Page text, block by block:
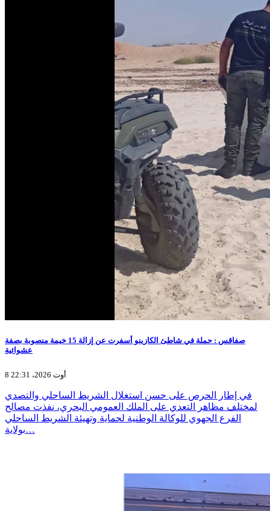
صفاقس : حملة في شاطئ الكازينو أسفرت عن إزالة 15 خيمة منصوبة بصفة
عشوائية
8 أوت 2026، 22:31
في إطار الحرص على حسن استغلال الشريط الساحلي والتصدي
لمختلف مظاهر التعدي على الملك العمومي البحري، نفذت مصالح
الفرع الجهوي للوكالة الوطنية لحماية وتهيئة الشريط الساحلي
بولاية…